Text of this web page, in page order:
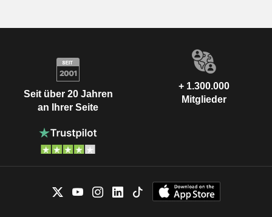
Seit über 20 Jahren
an Ihrer Seite
+ 1.300.000
Mitglieder